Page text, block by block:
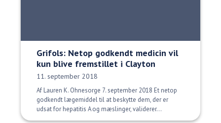
Grifols: Netop godkendt medicin vil
kun blive fremstillet i Clayton
Udgivelsesdato:
11. september 2018
Af Lauren K. Ohnesorge 7. september 2018 Et netop
godkendt lægemiddel til at beskytte dem, der er
udsat for hepatitis A og mæslinger, validerer...